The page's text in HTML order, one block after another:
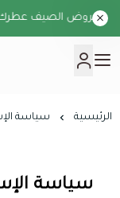
عروض الصيف عطرك بــ 99
الرئيسية سياسة
سياسة